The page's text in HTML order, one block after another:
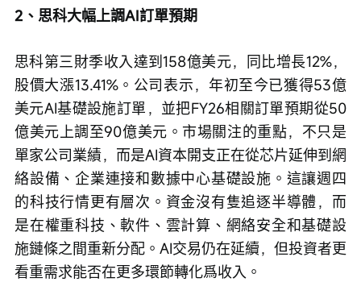
2、思科大幅上調AI訂單預期
思科第三財季收入達到158億美元，同比增長12%，
股價大漲13.41%。公司表示，年初至今已獲得53億
美元AI基礎設施訂單，並把FY26相關訂單預期從50
億美元上調至90億美元。市場關注的重點，不只是
單家公司業績，而是AI資本開支正在從芯片延伸到網
絡設備、企業連接和數據中心基礎設施。這讓週四
的科技行情更有層次。資金沒有隻追逐半導體，而
是在權重科技、軟件、雲計算、網絡安全和基礎設
施鏈條之間重新分配。AI交易仍在延續，但投資者更
看重需求能否在更多環節轉化爲收入。